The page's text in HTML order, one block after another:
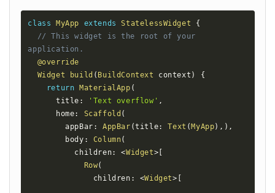
class MyApp extends StatelessWidget
{
// This widget is the root of your
application.
@override
Widget
build ( BuildContext context )
{
return
MaterialApp (
      title
: 'Text overflow' ,
      home
: Scaffold (
        appBar
: AppBar (title: Text ( MyApp) , ) ,
        body
: Column(
          children
: <Widget>
Row(
              children
: <Widget>